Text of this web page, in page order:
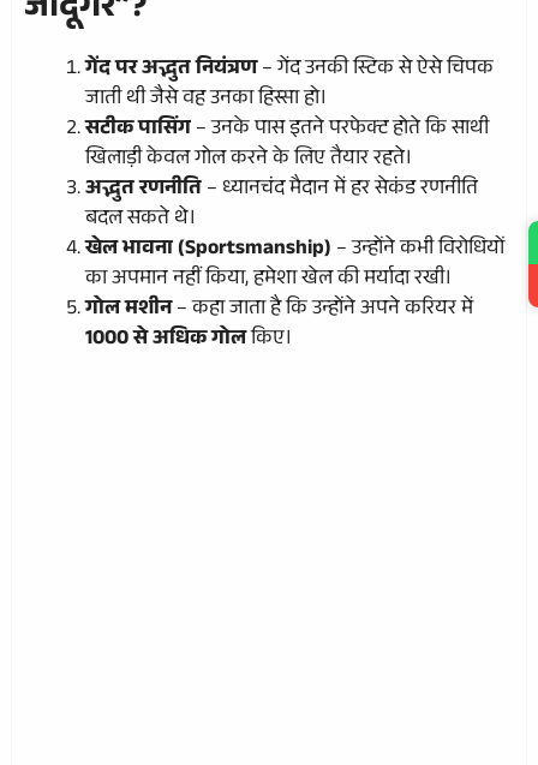
गेंद पर अद्भुत नियंत्रण– गेंद उनकी स्टिक से ऐसे चिपक
जाती थी जैसे वह उनका हिस्सा हो।
सटीक पासिंग– उनके पास इतने परफेक्ट होते कि साथी
खिलाड़ी केवल गोल करने के लिए तैयार रहते।
अद्भुत रणनीति– ध्यानचंद मैदान में हर सेकंड रणनीति
बदल सकते थे।
खेल भावना (Sportsmanship) – उन्होंने कभी विरोधियों
का अपमान नहीं किया, हमेशा खेल की मर्यादा रखी।
गोल मशीन– कहा जाता है कि उन्होंने अपने करियर में
1000 से अधिक गोलकिए।